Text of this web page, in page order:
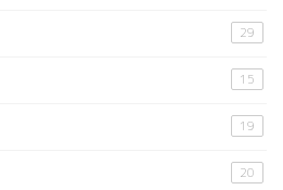
29
15
19
20